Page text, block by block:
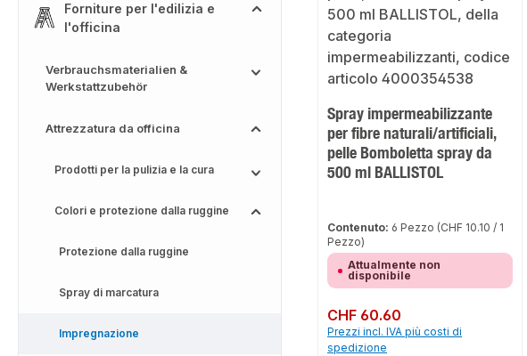
Forniture per l'edilizia e
l'officina
Verbrauchsmaterialien &
Werkstattzubehör
Attrezzatura da officina
Prodotti per la pulizia e la cura
Colori e protezione dalla ruggine
Protezione dalla ruggine
Spray di marcatura
Impregnazione
Spray impermeabilizzante
per fibre naturali/artificiali,
pelle Bomboletta spray da
500 ml BALLISTOL
Contenuto: 6 Pezzo (CHF 10.10 / 1
Pezzo)
Attualmente non
disponibile
Prezzo normale:
CHF 60.60
Prezzi incl. IVA più costi di
spedizione